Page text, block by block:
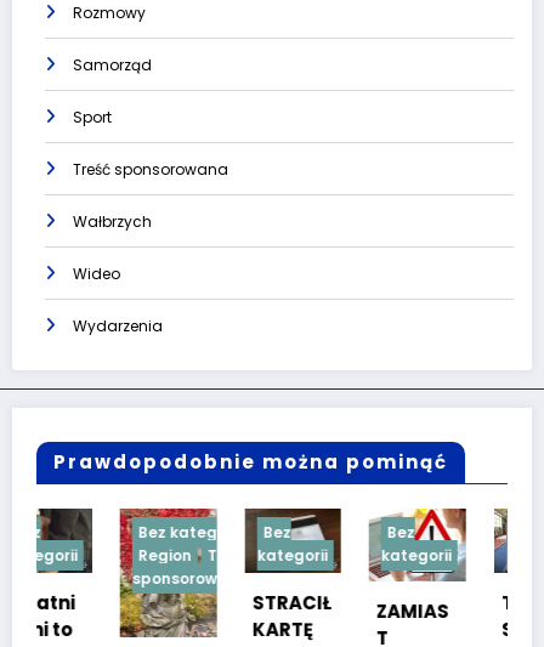
Rozmowy
Samorząd
Sport
Treść sponsorowana
Wałbrzych
Wideo
Wydarzenia
Prawdopodobnie można pominąć
Bez kategorii
Region
Treść
sponsorowana
Bez
kategorii
STRACIŁ
KARTĘ
Bez
kategorii
ZAMIAS
T
Bez
kategorii
TESTY